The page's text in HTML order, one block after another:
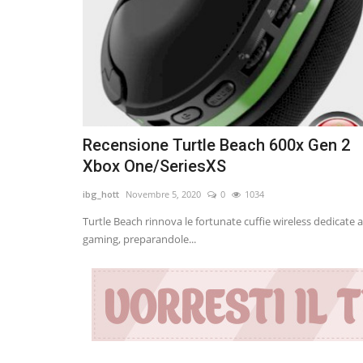
Recensione Turtle Beach 600x Gen 2
Xbox One/SeriesXS
ibg_hott Novembre 5, 2020 0 1034
Turtle Beach rinnova le fortunate cuffie wireless dedicate
gaming, preparandole...